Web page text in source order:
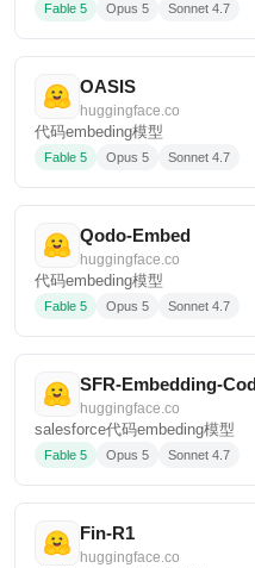
Fable 5 Opus 5 Sonnet 4.7
OASIS
huggingface.co
代码embeding模型
Fable 5 Opus 5 Sonnet 4.7
Qodo-Embed
huggingface.co
代码embeding模型
Fable 5 Opus 5 Sonnet 4.7
SFR-Embedding-
huggingface.co
salesforce代码embeding模型
Fable 5 Opus 5 Sonnet 4.7
Fin-R1
huggingface.co